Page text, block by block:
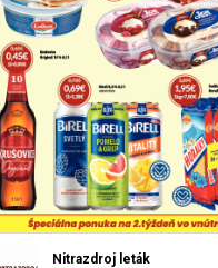
Nitrazdroj leták